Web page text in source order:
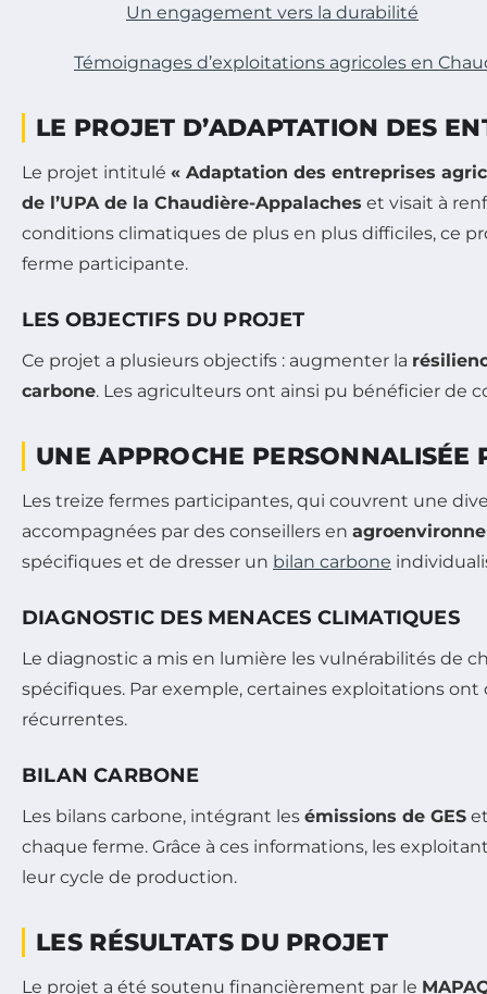
Un engagement vers la durabilité
Témoignages d’exploitations agricoles en
LE PROJET D’ADAPTATION DES
Le projet intitulé « Adaptation des entreprises
de l’UPA de la Chaudière-Appalaches et visait à
conditions climatiques de plus en plus difficiles, ce
ferme participante.
LES OBJECTIFS DU PROJET
Ce projet a plusieurs objectifs : augmenter la
carbone. Les agriculteurs ont ainsi pu bénéficier de
UNE APPROCHE PERSONNALISÉE
Les treize fermes participantes, qui couvrent une
accompagnées par des conseillers en
spécifiques et de dresser un bilan carbone
DIAGNOSTIC DES MENACES CLIMATIQUES
Le diagnostic a mis en lumière les vulnérabilités de
spécifiques. Par exemple, certaines exploitations
récurrentes.
BILAN CARBONE
Les bilans carbone, intégrant les émissions de GES
chaque ferme. Grâce à ces informations, les
leur cycle de production.
LES RÉSULTATS DU PROJET
Le projet a été soutenu financièrement par le